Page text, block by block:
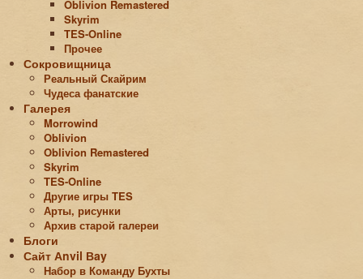
Oblivion Remastered
Skyrim
TES-Online
Прочее
Сокровищница
Реальный Скайрим
Чудеса фанатские
Галерея
Morrowind
Oblivion
Oblivion Remastered
Skyrim
TES-Online
Другие игры TES
Арты, рисунки
Архив старой галереи
Блоги
Сайт Аnvil Вay
Набор в Команду Бухты